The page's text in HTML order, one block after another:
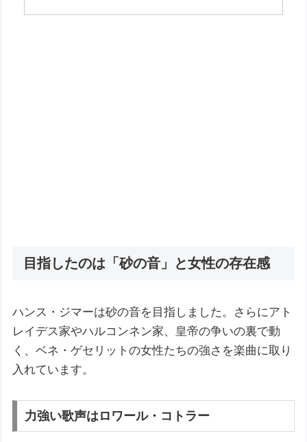
目指したのは「砂の音」と女性の存在感
ハンス・ジマーは砂の音を目指しました。さらにアト
レイデス家やハルコンネン家、皇帝の争いの裏で動
く、ベネ・ゲセリットの女性たちの強さを楽曲に取り
入れています。
力強い歌声はロワール・コトラー